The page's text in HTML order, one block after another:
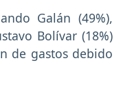
Galán (49%),
Bolívar (18%)
de gastos debido